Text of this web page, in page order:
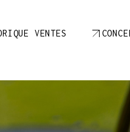
VENTES
Votre panier est vide